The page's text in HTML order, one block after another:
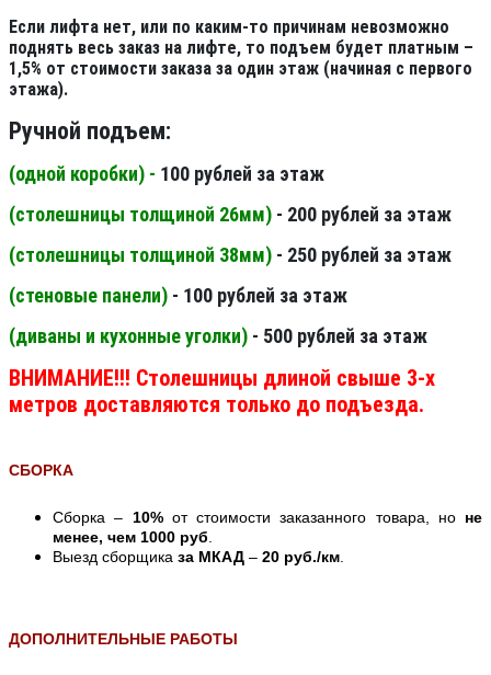
Если лифта нет, или по каким-то причинам невозможно
поднять весь заказ на лифте, то подъем будет платным –
1,5% от стоимости заказа за один этаж (начиная с первого
этажа).
Ручной подъем:
(одной коробки) - 100 рублей за этаж
(столешницы толщиной 26мм) - 200 рублей за этаж
(столешницы толщиной 38мм) - 250 рублей за этаж
(стеновые панели) - 100 рублей за этаж
(диваны и кухонные уголки) - 500 рублей за этаж
ВНИМАНИЕ!!! Столешницы длиной свыше 3-х
метров доставляются только до подъезда.
СБОРКА
Сборка – 10%от стоимости заказанного товара, но не
менее, чем 1000 руб
Выезд сборщика за МКАД – 20 руб./км
ДОПОЛНИТЕЛЬНЫЕ РАБОТЫ